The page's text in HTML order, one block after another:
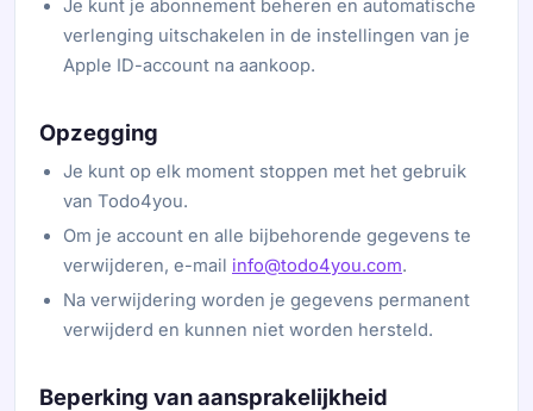
Je kunt je abonnement beheren en automatische
verlenging uitschakelen in de instellingen van je
Apple ID-account na aankoop.
Opzegging
Je kunt op elk moment stoppen met het gebruik
van Todo4you.
Om je account en alle bijbehorende gegevens te
verwijderen, e-mail info@todo4you.com.
Na verwijdering worden je gegevens permanent
verwijderd en kunnen niet worden hersteld.
Beperking van aansprakelijkheid